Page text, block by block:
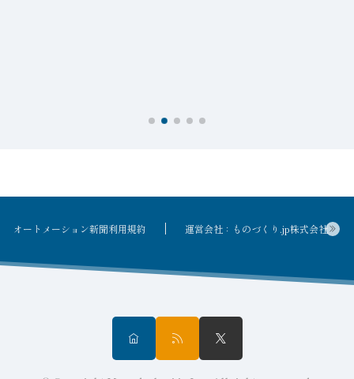
オートメーション新聞利用規約 運営会社：ものづくり.jp株式会社